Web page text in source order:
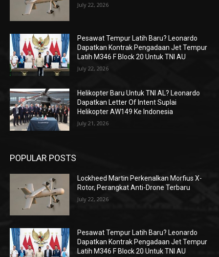
July 22, 2026
Pesawat Tempur Latih Baru? Leonardo
Dapatkan Kontrak Pengadaan Jet Tempur
Latih M346 F Block 20 Untuk TNI AU
July 22, 2026
Helikopter Baru Untuk TNI AL? Leonardo
Dapatkan Letter Of Intent Suplai
Helikopter AW149 Ke Indonesia
July 21, 2026
POPULAR POSTS
Lockheed Martin Perkenalkan Morfius X-
Rotor, Perangkat Anti-Drone Terbaru
July 22, 2026
Pesawat Tempur Latih Baru? Leonardo
Dapatkan Kontrak Pengadaan Jet Tempur
Latih M346 F Block 20 Untuk TNI AU